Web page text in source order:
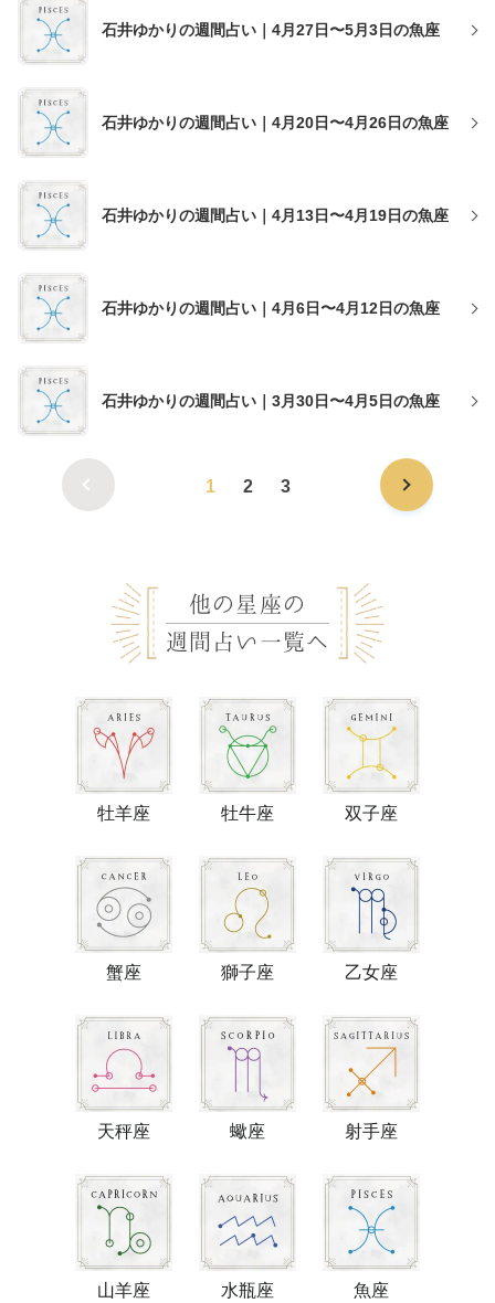
石井ゆかりの週間占い｜4月27日〜5月3日の魚座
石井ゆかりの週間占い｜4月20日〜4月26日の魚座
石井ゆかりの週間占い｜4月13日〜4月19日の魚座
石井ゆかりの週間占い｜4月6日〜4月12日の魚座
石井ゆかりの週間占い｜3月30日〜4月5日の魚座
1 2 3
他の星座の
週間占い一覧へ
牡羊座 牡牛座 双子座
蟹座 獅子座 乙女座
天秤座 蠍座 射手座
山羊座 水瓶座 魚座